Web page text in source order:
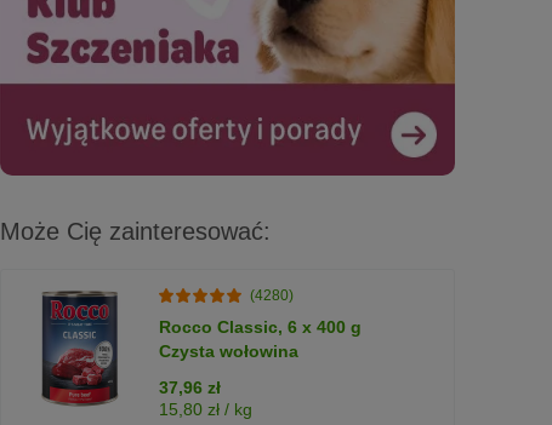
Może Cię zainteresować:
(4280)
Rocco Classic, 6 x 400 g
Czysta wołowina
37,96 zł
15,80 zł / kg